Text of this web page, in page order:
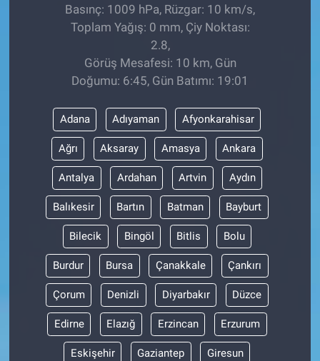
Basınç: 1009 hPa, Rüzgar: 10 km/s,
Toplam Yağış: 0 mm, Çiy Noktası:
2.8,
Görüş Mesafesi: 10 km, Gün
Doğumu: 6:45, Gün Batımı: 19:01
Adana Adıyaman Afyonkarahisar
Ağrı Aksaray Amasya Ankara
Antalya Ardahan Artvin Aydın
Balıkesir Bartın Batman Bayburt
Bilecik Bingöl Bitlis Bolu
Burdur Bursa Çanakkale Çankırı
Çorum Denizli Diyarbakır Düzce
Edirne Elazığ Erzincan Erzurum
Eskişehir Gaziantep Giresun